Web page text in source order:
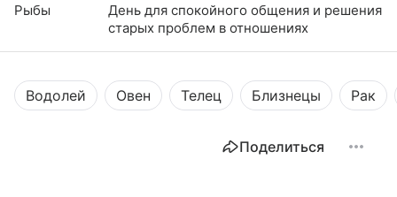
Рыбы
День для спокойного общения и решения
старых проблем в отношениях
Водолей Овен Телец Близнецы Рак
Поделиться